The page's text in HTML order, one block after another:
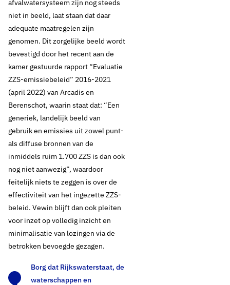
een end-of pipe oplossing.
Thema's:
Drinkwaterbronnen en opkomende stoffen
afvalwatersysteem zijn nog steeds
niet in beeld, laat staan dat daar
adequate maatregelen zijn
genomen. Dit zorgelijke beeld wordt
bevestigd door het recent aan de
kamer gestuurde rapport “Evaluatie
ZZS-emissiebeleid” 2016-2021
(april 2022) van Arcadis en
Berenschot, waarin staat dat: “Een
generiek, landelijk beeld van
gebruik en emissies uit zowel punt-
als diffuse bronnen van de
inmiddels ruim 1.700 ZZS is dan ook
nog niet aanwezig”, waardoor
feitelijk niets te zeggen is over de
effectiviteit van het ingezette ZZS-
beleid. Vewin blijft dan ook pleiten
voor inzet op volledig inzicht en
minimalisatie van lozingen via de
betrokken bevoegde gezagen.
Borg dat Rijkswaterstaat, de
waterschappen en